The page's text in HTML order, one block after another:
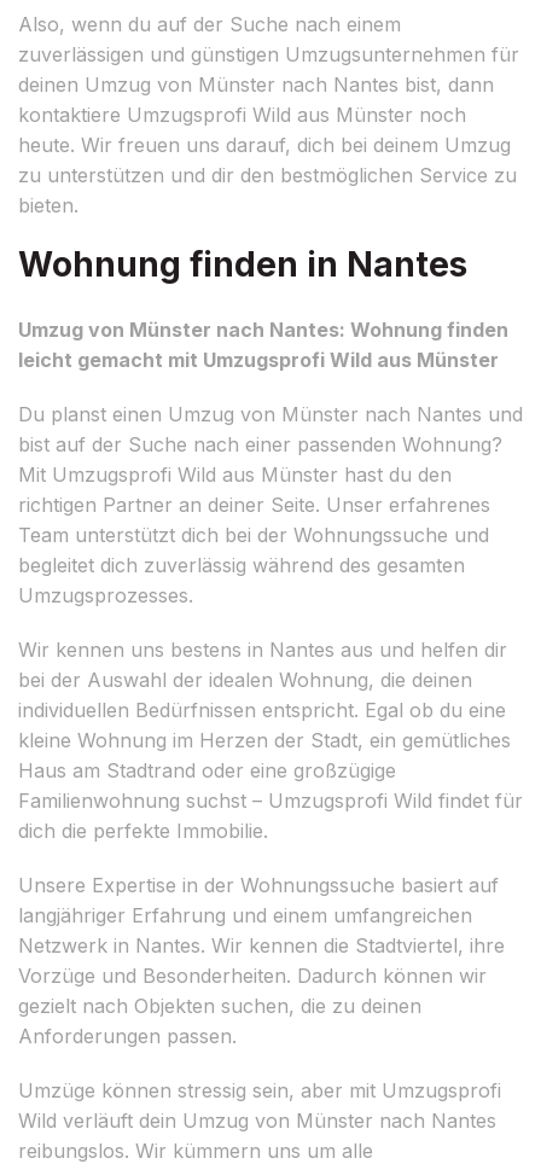
Also, wenn du auf der Suche nach einem
zuverlässigen und günstigen Umzugsunternehmen für
deinen Umzug von Münster nach Nantes bist, dann
kontaktiere Umzugsprofi Wild aus Münster noch
heute. Wir freuen uns darauf, dich bei deinem Umzug
zu unterstützen und dir den bestmöglichen Service zu
bieten.
Wohnung finden in Nantes
Umzug von Münster nach Nantes: Wohnung finden
leicht gemacht mit Umzugsprofi Wild aus Münster
Du planst einen Umzug von Münster nach Nantes und
bist auf der Suche nach einer passenden Wohnung?
Mit Umzugsprofi Wild aus Münster hast du den
richtigen Partner an deiner Seite. Unser erfahrenes
Team unterstützt dich bei der Wohnungssuche und
begleitet dich zuverlässig während des gesamten
Umzugsprozesses.
Wir kennen uns bestens in Nantes aus und helfen dir
bei der Auswahl der idealen Wohnung, die deinen
individuellen Bedürfnissen entspricht. Egal ob du eine
kleine Wohnung im Herzen der Stadt, ein gemütliches
Haus am Stadtrand oder eine großzügige
Familienwohnung suchst – Umzugsprofi Wild findet für
dich die perfekte Immobilie.
Unsere Expertise in der Wohnungssuche basiert auf
langjähriger Erfahrung und einem umfangreichen
Netzwerk in Nantes. Wir kennen die Stadtviertel, ihre
Vorzüge und Besonderheiten. Dadurch können wir
gezielt nach Objekten suchen, die zu deinen
Anforderungen passen.
Umzüge können stressig sein, aber mit Umzugsprofi
Wild verläuft dein Umzug von Münster nach Nantes
reibungslos. Wir kümmern uns um alle